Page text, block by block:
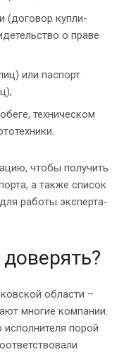
(договор купли-
о праве
или паспорт
техническом
чтобы получить
а также список
работы эксперта-
области –
многие компании.
исполнителя порой